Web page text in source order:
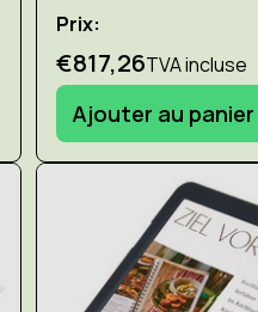
Prix:
€817,26TVA incluse
Ajouter au panier